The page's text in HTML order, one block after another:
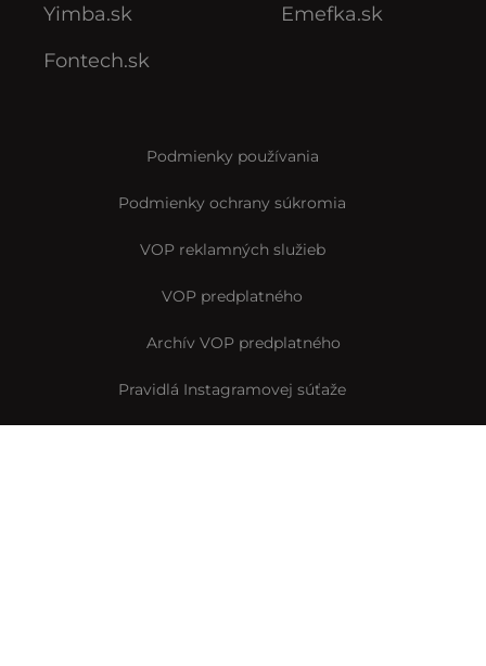
Yimba.sk
Fontech.sk
Emefka.sk
Podmienky používania
Podmienky ochrany súkromia
VOP reklamných služieb
VOP predplatného
Archív VOP predplatného
Pravidlá Instagramovej súťaže